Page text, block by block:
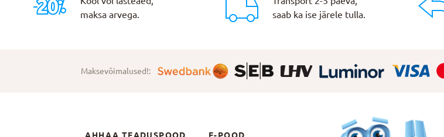
maksa arvega.
saab ka ise järele tulla.
Maksevõimalused!:
AHHAA TEADUSPOOD E-POOD